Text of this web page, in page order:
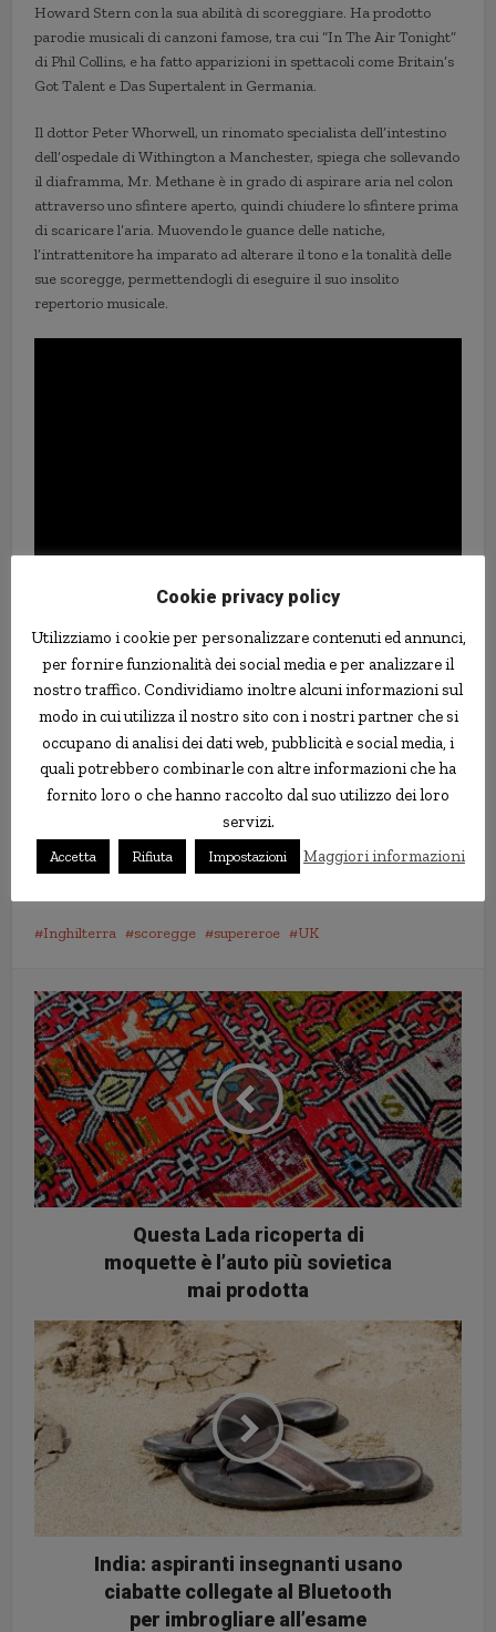
Howard Stern con la sua abilità di scoreggiare. Ha prodotto
parodie musicali di canzoni famose, tra cui “In The Air Tonight”
di Phil Collins, e ha fatto apparizioni in spettacoli come Britain’s
Got Talent e Das Supertalent in Germania.
Il dottor Peter Whorwell, un rinomato specialista dell’intestino
dell’ospedale di Withington a Manchester, spiega che sollevando
il diaframma, Mr. Methane è in grado di aspirare aria nel colon
attraverso uno sfintere aperto, quindi chiudere lo sfintere prima
di scaricare l’aria. Muovendo le guance delle natiche,
l’intrattenitore ha imparato ad alterare il tono e la tonalità delle
sue scoregge, permettendogli di eseguire il suo insolito
repertorio musicale.
Nel 2018, Mr. Methane ha contattato il Guinness dei primati e
ha chiesto di riconoscere il suo tentativo di rilasciare il maggior
numero di scoregge in un minuto. Ha puntato a 50, ma si dice
che sia riuscito a fare ben 86 scoregge. Questo non era il suo
primo tentativo di far entrare il suo nome nel libro dei record
più famoso del mondo. Li aveva contattati anche nel 1990, ma
allora il suo talento non era qualcosa che Guinness voleva fosse
associato al suo marchio.
Inghilterra scoregge supereroe UK
Questa Lada ricoperta di
moquette è l’auto più sovietica
mai prodotta
India: aspiranti insegnanti usano
ciabatte collegate al Bluetooth
per imbrogliare all’esame
Cookie privacy policy
Utilizziamo i cookie per personalizzare contenuti ed annunci,
per fornire funzionalità dei social media e per analizzare il
nostro traffico. Condividiamo inoltre alcuni informazioni sul
modo in cui utilizza il nostro sito con i nostri partner che si
occupano di analisi dei dati web, pubblicità e social media, i
quali potrebbero combinarle con altre informazioni che ha
fornito loro o che hanno raccolto dal suo utilizzo dei loro
servizi.
Accetta Rifiuta Impostazioni Maggiori informazioni